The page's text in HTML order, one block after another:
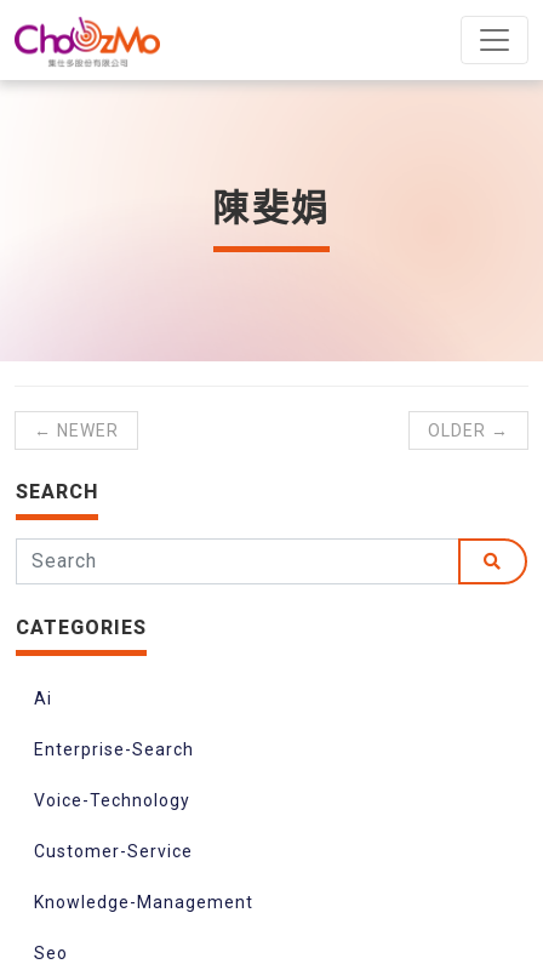
陳斐娟
← NEWER OLDER →
SEARCH
CATEGORIES
Ai
Enterprise-Search
Voice-Technology
Customer-Service
Knowledge-Management
Seo